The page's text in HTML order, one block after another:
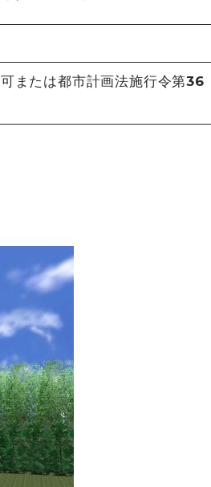
または都市計画法施行令第36